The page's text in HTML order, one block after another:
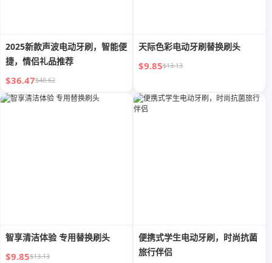
2025新款声波电动牙刷，智能便
捷，情侣礼品推荐
$36.47$48.62
天际色彩电动牙刷替换刷头
$9.85$13.13
智享清洁体验 专用替换刷头
$9.85$13.13
便携式学生电动牙刷，时尚抗菌
旅行伴侣